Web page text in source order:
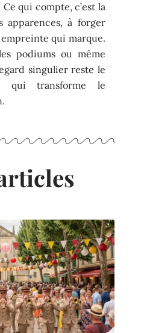
qui compte, c’est la
apparences, à forger
qui marque.
podiums ou même
singulier reste le
qui transforme le